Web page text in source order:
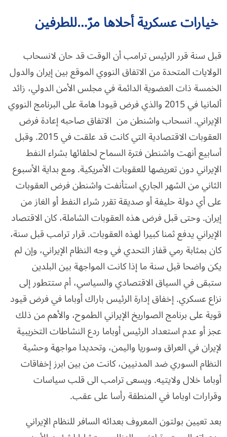
خيارات عسكرية أحلاها مرّ…للطرفين
قبل سنة قرر الرئيس ترامب أن الوقت قد حان لانسحاب
الولايات المتحدة من الاتفاق النووي الموقع بين إيران والدول
الخمسة ذات العضوية الدائمة في مجلس الأمن الدولي، زائد
ألمانيا في 2015 والذي فرض قيودا هامة على البرنامج النووي
الإيراني. انسحاب واشنطن من الاتفاق صاحبه إعادة فرض
العقوبات الاقتصادية التي كانت قد علقت في 2015. وقبل
أسابيع أنهت واشنطن فترة السماح لحلفائها بشراء النفط
الإيراني دون تعريضها للعقوبات الأمريكية. ومع بداية الأسبوع
الثاني من الشهر الجاري استأنفت واشنطن فرض العقوبات
على أي دولة حليفة أو صديقة تقرر شراء النفط أو الغاز من
إيران. وحتى قبل فرض هذه العقوبات الشاملة، كان الاقتصاد
الإيراني يدفع ثمنا كبيرا لهذه العقوبات. قرار ترامب قبل سنة،
كان بمثابة رمي قفاز التحدي في وجه النظام الإيراني، وإن لم
يكن واضحا قبل سنة ما إذا كانت المواجهة بين البلدين
ستبقى في السياق الاقتصادي والسياسي، أم ستتطور إلى
نزاع عسكري. إخفاق إدارة الرئيس باراك أوباما في فرض قيود
قوية على برنامج الصواريخ الإيراني الطموح، والأهم من ذلك
عجز أو عدم استعداد الرئيس أوباما ردع النشاطات التخريبية
لإيران في العراق وسوريا واليمن، وتحديدا مواجهة وحشية
النظام السوري ضد المدنيين، كانت من بين ابرز إخفاقات
أوباما خلال ولايتيه. ويسعى ترامب الى قلب سياسات
وقرارات اوباما في المنطقة رأسا على عقب.
بعد تعيين بولتون المعروف بعدائه السافر للنظام الإيراني